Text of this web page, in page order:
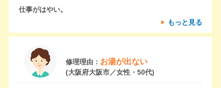
仕事がはやい。
もっと見る
修理理由： お湯が出ない
(大阪府大阪市／女性・50代)